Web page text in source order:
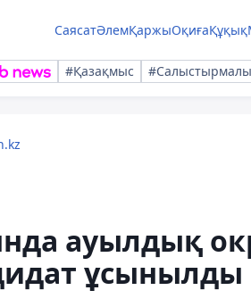
СаясатӘлемҚаржыОқиғаҚұқық
#Қазақмыс #Салыстырмалы
ауылдық
ұсынылды